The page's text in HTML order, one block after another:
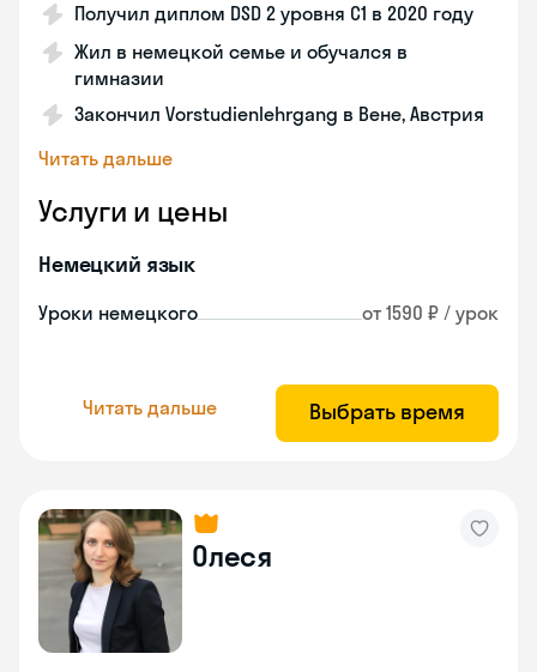
Получил диплом DSD 2 уровня С1 в 2020 году
Жил в немецкой семье и обучался в
гимназии
Закончил Vorstudienlehrgang в Вене, Австрия
Читать дальше
Услуги и цены
Немецкий язык
Уроки немецкого от 1590 ₽ / урок
Читать дальше Выбрать время
Олеся